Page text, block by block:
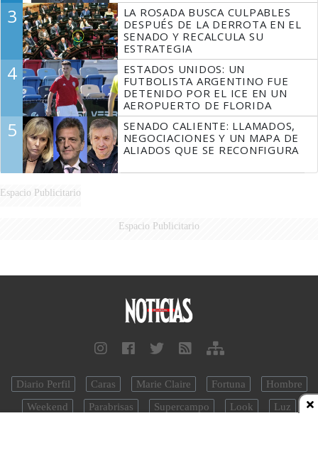
3
LA ROSADA BUSCA CULPABLES
DESPUÉS DE LA DERROTA EN EL
SENADO Y RECALCULA SU
ESTRATEGIA
4
ESTADOS UNIDOS: UN
FUTBOLISTA ARGENTINO FUE
DETENIDO POR EL ICE EN UN
AEROPUERTO DE FLORIDA
5
SENADO CALIENTE: LLAMADOS,
NEGOCIACIONES Y UN MAPA DE
ALIADOS QUE SE RECONFIGURA
Espacio Publicitario
Espacio Publicitario
Diario Perfil Caras Marie Claire Fortuna
Hombre
Weekend
Parabrisas Supercampo Look
Luz